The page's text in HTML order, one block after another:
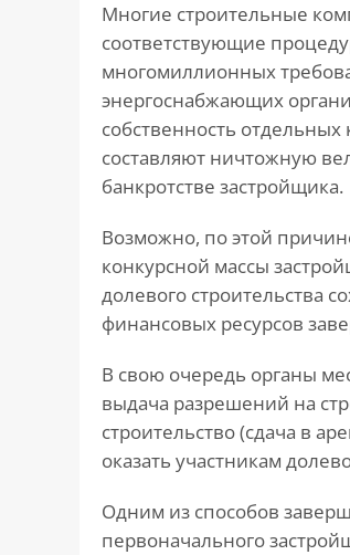
Многие строительные
соответствующие
многомиллионных
энергоснабжающих
собственность
составляют ничтожную
банкротстве застройщика.
Возможно, по этой
конкурсной массы
долевого строительства
финансовых ресурсов
В свою очередь органы
выдача разрешений на
строительство (сдача в
оказать участникам
Одним из способов
первоначального